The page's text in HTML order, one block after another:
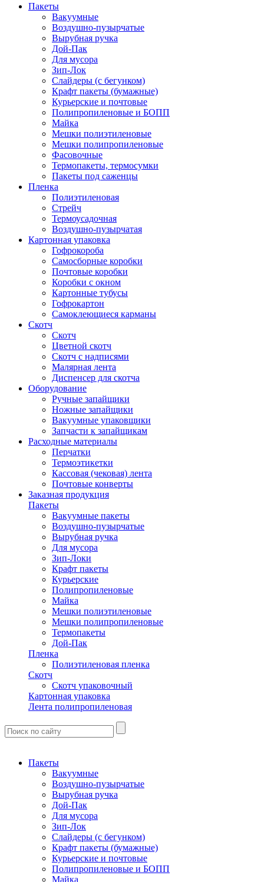
Пакеты
Вакуумные
Воздушно-пузырчатые
Вырубная ручка
Дой-Пак
Для мусора
Зип-Лок
Слайдеры (с бегунком)
Крафт пакеты (бумажные)
Курьерские и почтовые
Полипропиленовые и БОПП
Майка
Мешки полиэтиленовые
Мешки полипропиленовые
Фасовочные
Термопакеты, термосумки
Пакеты под саженцы
Пленка
Полиэтиленовая
Стрейч
Термоусадочная
Воздушно-пузырчатая
Картонная упаковка
Гофрокороба
Самосборные коробки
Почтовые коробки
Коробки с окном
Картонные тубусы
Гофрокартон
Самоклеющиеся карманы
Скотч
Скотч
Цветной скотч
Скотч с надписями
Малярная лента
Диспенсер для скотча
Оборудование
Ручные запайщики
Ножные запайщики
Вакуумные упаковщики
Запчасти к запайщикам
Расходные материалы
Перчатки
Термоэтикетки
Кассовая (чековая) лента
Почтовые конверты
Заказная продукция
Пакеты
Вакуумные пакеты
Воздушно-пузырчатые
Вырубная ручка
Для мусора
Зип-Локи
Крафт пакеты
Курьерские
Полипропиленовые
Майка
Мешки полиэтиленовые
Мешки полипропиленовые
Термопакеты
Дой-Пак
Пленка
Полиэтиленовая пленка
Скотч
Скотч упаковочный
Картонная упаковка
Лента полипропиленовая
Пакеты
Вакуумные
Воздушно-пузырчатые
Вырубная ручка
Дой-Пак
Для мусора
Зип-Лок
Слайдеры (с бегунком)
Крафт пакеты (бумажные)
Курьерские и почтовые
Полипропиленовые и БОПП
Майка